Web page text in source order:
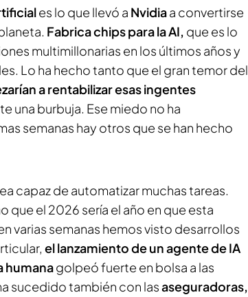
es lo que llevó a Nvidiaa convertirse
Fabrica chips para la AI, que es lo
multimillonarias en los últimos años y
Lo ha hecho tanto que el gran temor del
a rentabilizar esas ingentes
una burbuja. Ese miedo no ha
semanas hay otros que se han hecho
capaz de automatizar muchas tareas.
que el 2026 sería el año en que esta
varias semanas hemos visto desarrollos
el lanzamiento de un agente de IA
humanagolpeó fuerte en bolsa a las
sucedido también con lasaseguradoras,